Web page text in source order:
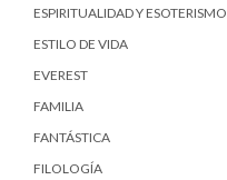
ESPIRITUALIDAD Y ESOTERISMO
ESTILO DE VIDA
EVEREST
FAMILIA
FANTÁSTICA
FILOLOGÍA